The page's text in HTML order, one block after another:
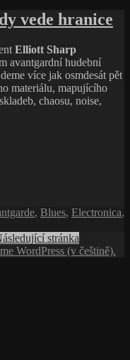
vede hranice
Elliott Sharp
avantgardní hudební
více jak osmdesát pět
materiálu, mapujícího
chaosu, noise,
, Blues, Electronica,
stránka
WordPress (v češtině).